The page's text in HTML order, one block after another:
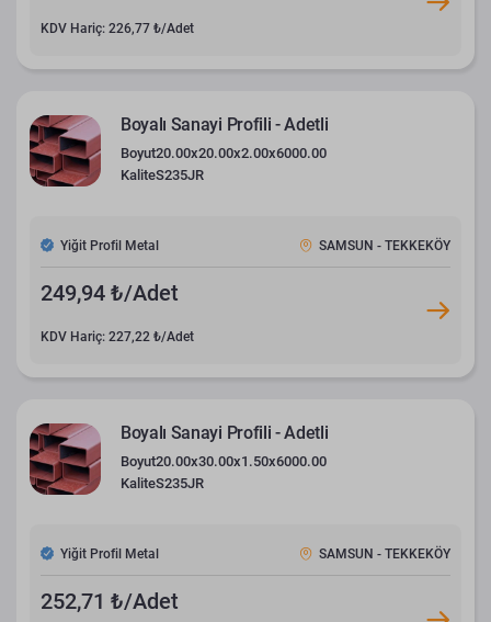
KDV Hariç: 226,77 ₺/Adet
Boyalı Sanayi Profili - Adetli
Boyut20.00x20.00x2.00x6000.00
KaliteS235JR
Yiğit Profil Metal SAMSUN - TEKKEKÖY
249,94 ₺/Adet
KDV Hariç: 227,22 ₺/Adet
Boyalı Sanayi Profili - Adetli
Boyut20.00x30.00x1.50x6000.00
KaliteS235JR
Yiğit Profil Metal SAMSUN - TEKKEKÖY
252,71 ₺/Adet